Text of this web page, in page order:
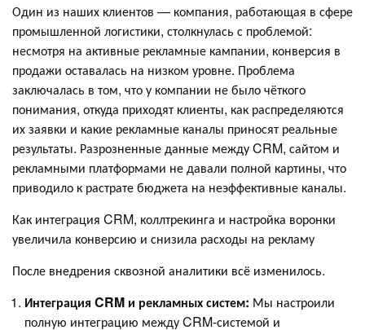
Один из наших клиентов — компания, работающая в сфере
промышленной логистики, столкнулась с проблемой:
несмотря на активные рекламные кампании, конверсия в
продажи оставалась на низком уровне. Проблема
заключалась в том, что у компании не было чёткого
понимания, откуда приходят клиенты, как распределяются
их заявки и какие рекламные каналы приносят реальные
результаты. Разрозненные данные между CRM, сайтом и
рекламными платформами не давали полной картины, что
приводило к растрате бюджета на неэффективные каналы.
Как интеграция CRM, коллтрекинга и настройка воронки
увеличила конверсию и снизила расходы на рекламу
После внедрения сквозной аналитики всё изменилось.
Интеграция CRM и рекламных систем: Мы настроили
полную интеграцию между CRM-системой и